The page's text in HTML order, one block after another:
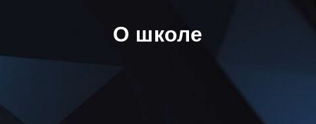
О школе